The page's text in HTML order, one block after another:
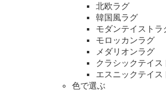
北欧ラグ
韓国風ラグ
モダンテイストラ
モロッカンラグ
メダリオンラグ
クラシックテイス
エスニックテイス
色で選ぶ